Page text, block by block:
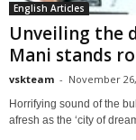
English Articles
Unveiling the
Mani stands
vskteam - November
Horrifying sound of the
afresh as the ‘city of